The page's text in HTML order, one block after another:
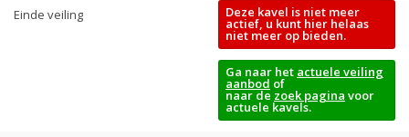
Einde veiling Deze kavel is niet meer
actief, u kunt hier helaas
niet meer op bieden.
Ga naar het actuele veiling
aanbod of
naar de zoek pagina voor
actuele kavels.